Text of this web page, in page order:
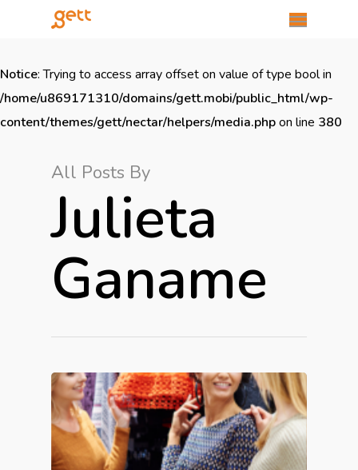
Notice: Trying to access array offset on value of type bool in
/home/u869171310/domains/gett.mobi/public_html/wp-
content/themes/gett/nectar/helpers/media.phpon line 380
All Posts By
Julieta
Ganame